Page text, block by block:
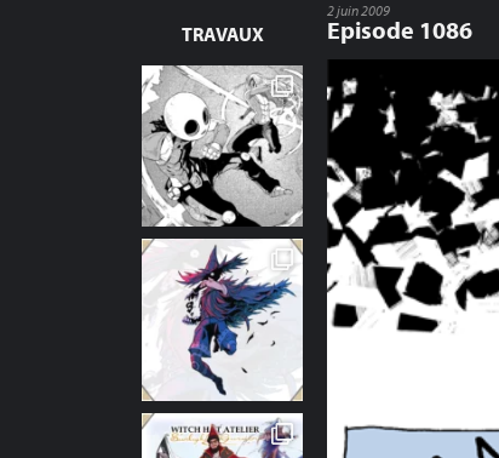
TRAVAUX
2 juin 2009
Episode 1086